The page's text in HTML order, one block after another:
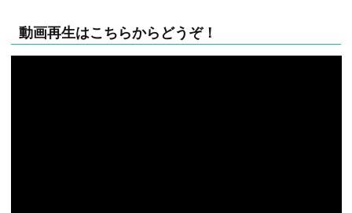
動画再生はこちらからどうぞ！